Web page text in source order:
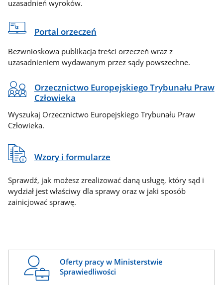
uzasadnień wyroków.
Portal orzeczeń
Bezwnioskowa publikacja treści orzeczeń wraz z
uzasadnieniem wydawanym przez sądy powszechne.
Orzecznictwo Europejskiego Trybunału Praw
Człowieka
Wyszukaj Orzecznictwo Europejskiego Trybunału Praw
Człowieka.
Wzory i formularze
Sprawdź, jak możesz zrealizować daną usługę, który sąd i
wydział jest właściwy dla sprawy oraz w jaki sposób
zainicjować sprawę.
Oferty pracy w Ministerstwie
Sprawiedliwości